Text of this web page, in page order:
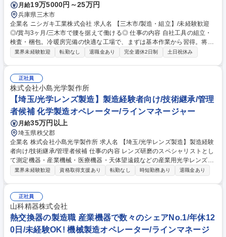
月給19万5000円～25万円
兵庫県三木市
企業名 ニシガキ工業株式会社 求人名 【三木市/製造・組立】/未経験歓迎
◎/賞与3ヶ月/三木市で腰を据えて働ける◎ 仕事の内容 自社工具の組立・
検査・梱包。冷暖房完備の快適な工場で、まずは基本作業から習得。将来
は製造現場の要となる中核メンバーへの成長を期待。未経験からでも三木
（ドライバー等を使用）■加工機械の操作（ボタン操作等） ■品質検査、
梱包、出荷準備 ※直近でも未経験者が採用されており、基礎から教える体
制あり。品質への責任感を持ち、真面目にモノづくりに向き合える方を歓
迎。チーム制のため、相談もしやすい環境です。 募集職種 【三木市/製
造・組立】/未経験歓迎◎/賞与3ヶ月/三木市で腰を据えて働ける◎
業界未経験歓迎 転勤なし 退職金あり 完全週休2日制 土日祝休み
正社員
株式会社小島光学製作所
【埼玉/光学レンズ製造】製造経験者向け/技術継承/管理
者候補 化学製造オペレーター/ラインマネージャー
月給35万円以上
埼玉県秩父郡
企業名 株式会社小島光学製作所 求人名 【埼玉/光学レンズ製造】製造経験
者向け/技術継承/管理者候補 仕事の内容 レンズ研磨のスペシャリストとし
て測定機器・産業機械・医療機器・天体望遠鏡などの産業用光学レンズを
製造している当社にて、レンズの加工・組立オペレーターをお任せしま
す。単純作業ではなく、試行錯誤しながら探究心を持って取り組める環境
です。1～2年後に管理者として活躍いただくことを期待したポジションで
す。 募集職種 【埼玉/光学レンズ製造】製造経験者向け/技術継承/管理者候
補
業界未経験歓迎 資格取得支援あり 転勤なし 時短勤務あり 退職金あり
正社員
山科精器株式会社
熱交換器の製造職 産業機器で数々のシェアNo.1/年休12
0日/未経験OK! 機械製造オペレーター/ラインマネージ